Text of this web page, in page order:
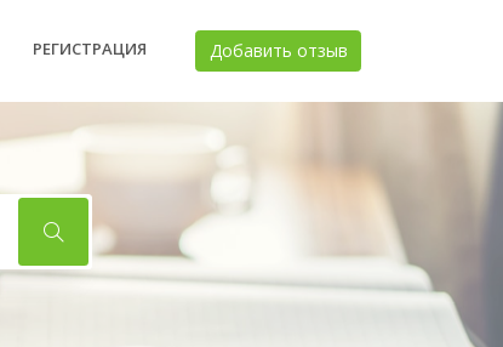
РЕГИСТРАЦИЯ Добавить отзыв